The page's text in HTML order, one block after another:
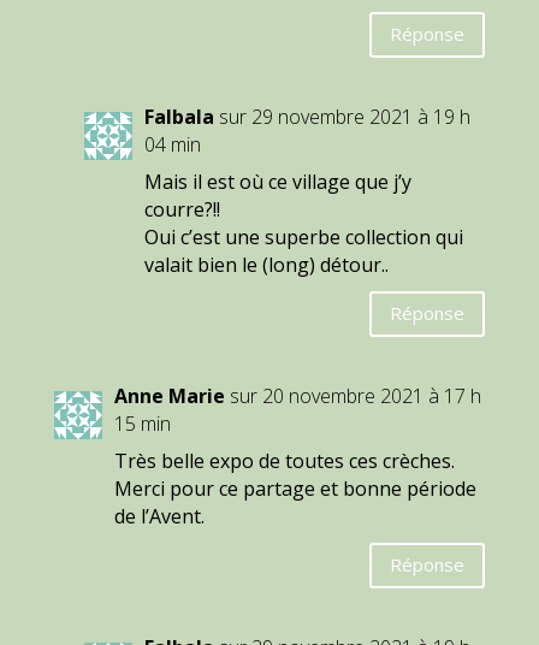
Réponse
Falbala sur 29 novembre 2021 à 19 h
04 min
Mais il est où ce village que j’y
courre?!!
Oui c’est une superbe collection qui
valait bien le (long) détour..
Réponse
Anne Marie sur 20 novembre 2021 à 17 h
15 min
Très belle expo de toutes ces crèches.
Merci pour ce partage et bonne période
de l’Avent.
Réponse